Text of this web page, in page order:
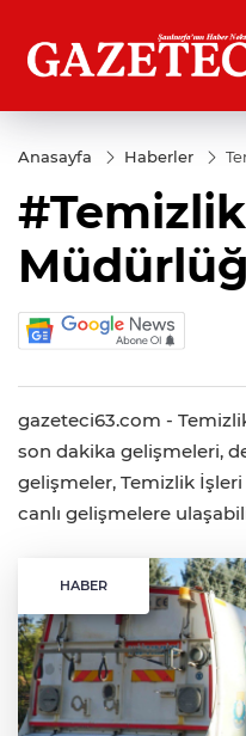
Anasayfa Haberler
gazeteci63.com -
son dakika gelişmeleri,
gelişmeler, Temizlik
canlı gelişmelere
HABER